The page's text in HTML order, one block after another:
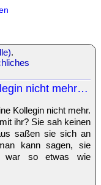
.
nicht mehr…
Kollegin nicht mehr.
ihr? Sie sah keinen
saßen sie sich an
kann sagen, sie
war so etwas wie